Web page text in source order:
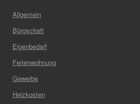
Allgemein
Bürgschaft
Eigenbedarf
Ferienwohnung
Gewerbe
Heizkosten